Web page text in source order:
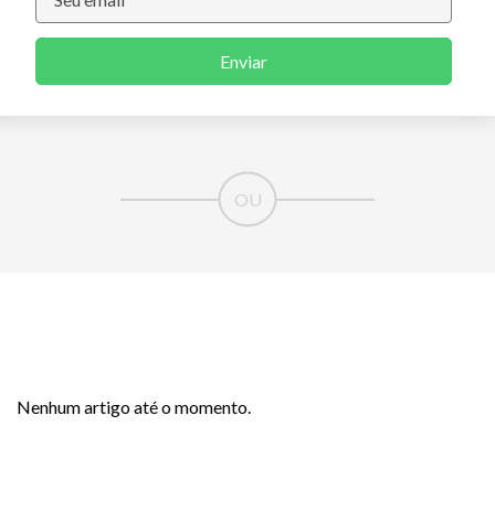
Enviar
Nenhum artigo até o momento.